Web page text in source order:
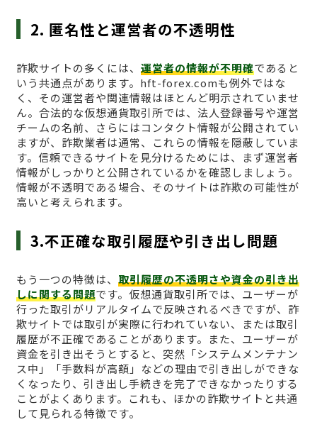
2. 匿名性と運営者の不透明性
詐欺サイトの多くには、 運営者の情報が不明確であると
いう共通点があります。hft-forex.comも例外ではな
く、その運営者や関連情報はほとんど明示されていませ
ん。合法的な仮想通貨取引所では、法人登録番号や運営
チームの名前、さらにはコンタクト情報が公開されてい
ますが、詐欺業者は通常、これらの情報を隠蔽していま
す。信頼できるサイトを見分けるためには、まず運営者
情報がしっかりと公開されているかを確認しましょう。
情報が不透明である場合、そのサイトは詐欺の可能性が
高いと考えられます。
3.不正確な取引履歴や引き出し問題
もう一つの特徴は、 取引履歴の不透明さや資金の引き出
しに関する問題です。仮想通貨取引所では、ユーザーが
行った取引がリアルタイムで反映されるべきですが、詐
欺サイトでは取引が実際に行われていない、または取引
履歴が不正確であることがあります。また、ユーザーが
資金を引き出そうとすると、突然「システムメンテナン
ス中」「手数料が高額」などの理由で引き出しができな
くなったり、引き出し手続きを完了できなかったりする
ことがよくあります。これも、ほかの詐欺サイトと共通
して見られる特徴です。